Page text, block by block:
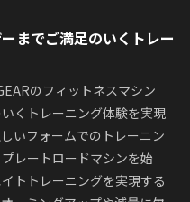
までご満足のいくトレー
のフィットネスマシン
くトレーニング体験を実現
いフォームでのトレーニン
レートロードマシンを始
トトレーニングを実現する